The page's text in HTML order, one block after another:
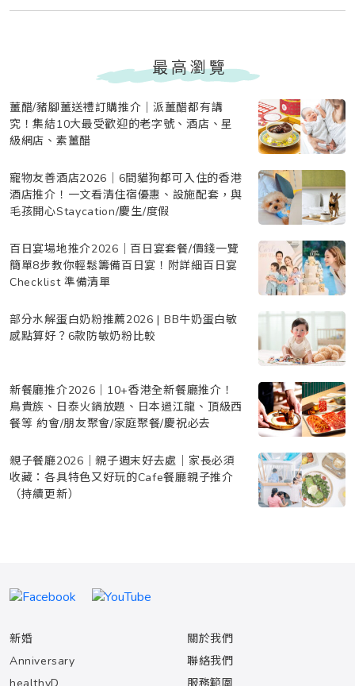
最高瀏覽
薑醋/豬腳薑送禮訂購推介｜派薑醋都有講
究！集結10大最受歡迎的老字號、酒店、星
級網店、素薑醋
寵物友善酒店2026｜6間貓狗都可入住的香港
酒店推介！一文看清住宿優惠、設施配套，與
毛孩開心Staycation/慶生/度假
百日宴場地推介2026｜百日宴套餐/價錢一覽
簡單8步教你輕鬆籌備百日宴！附詳細百日宴
Checklist 準備清單
部分水解蛋白奶粉推薦2026 | BB牛奶蛋白敏
感點算好？6款防敏奶粉比較
新餐廳推介2026｜10+香港全新餐廳推介！
鳥貴族、日泰火鍋放題、日本過江龍、頂級西
餐等 約會/朋友聚會/家庭聚餐/慶祝必去
親子餐廳2026｜親子週末好去處｜家長必須
收藏：各具特色又好玩的Cafe餐廳親子推介
（持續更新）
新婚
Anniversary
healthyD
關於我們
聯絡我們
服務範圍